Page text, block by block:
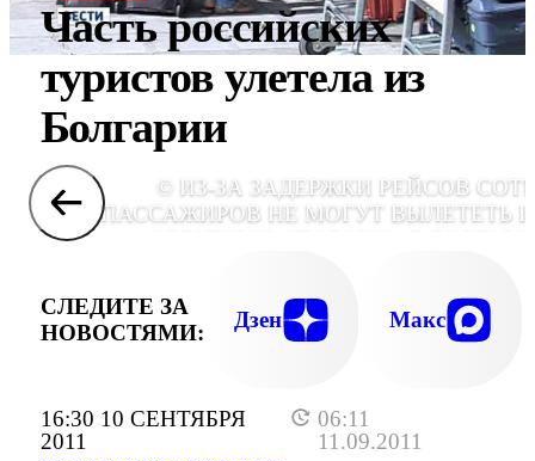
16:30 10 СЕНТЯБРЯ
2011
06:11
11.09.2011
Часть российских
туристов улетела из
Болгарии
© ИЗ-ЗА ЗАДЕРЖКИ РЕЙСОВ
ПАССАЖИРОВ НЕ МОГУТ ВЫЛЕТЕТЬ
СЛЕДИТЕ ЗА
НОВОСТЯМИ:
Дзен Макс